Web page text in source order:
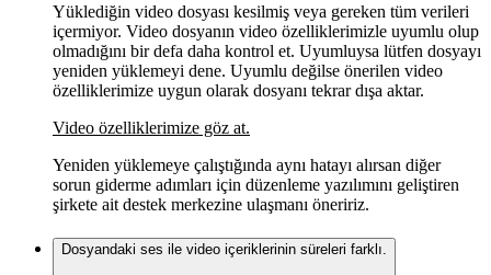
Yüklediğin video dosyası kesilmiş veya gereken tüm verileri
içermiyor. Video dosyanın video özelliklerimizle uyumlu olup
olmadığını bir defa daha kontrol et. Uyumluysa lütfen dosyayı
yeniden yüklemeyi dene. Uyumlu değilse önerilen video
özelliklerimize uygun olarak dosyanı tekrar dışa aktar.
Video özelliklerimize göz at.
Yeniden yüklemeye çalıştığında aynı hatayı alırsan diğer
sorun giderme adımları için düzenleme yazılımını geliştiren
şirkete ait destek merkezine ulaşmanı öneririz.
Dosyandaki ses ile video içeriklerinin süreleri farklı.